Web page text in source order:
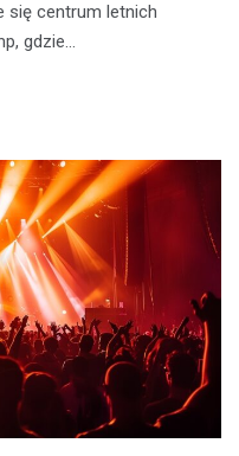
się centrum letnich
gdzie…